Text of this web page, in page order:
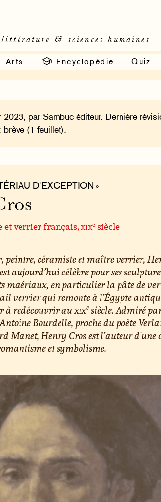
littérature & sciences humaines
Arts Encyclopédie Quiz
2023, par Sambuc éditeur. Dernière
brève (1 feuillet).
D'EXCEPTION »
et verrier français,xixe siècle
peintre, céramiste et maître verrier,
aujourd’hui célèbre pour ses
maériaux, en particulier la pâte de
verrier qui remonte à l’Égypte
à redécouvrir auxixe siècle. Admiré
Bourdelle, proche du poète
Manet, Henry Cros est l’auteur d’une
et symbolisme.